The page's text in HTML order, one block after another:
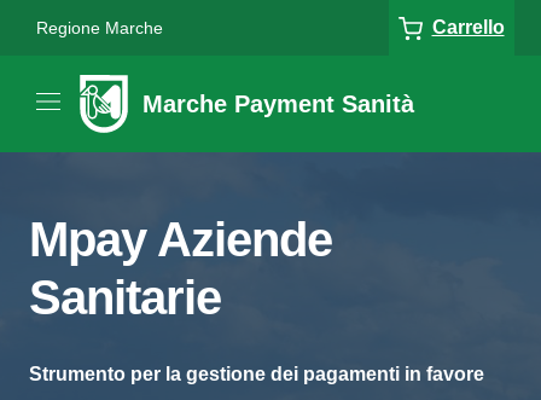
Regione Marche Carrello
Marche Payment Sanità
Mpay Aziende
Sanitarie
Strumento per la gestione dei pagamenti in favore